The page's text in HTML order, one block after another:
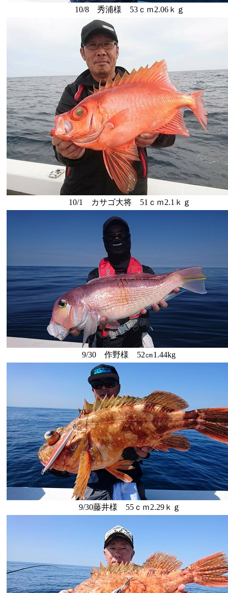
10/8 秀浦様 53ｃｍ2.06ｋｇ
10/1 カサゴ大将 51ｃｍ2.1ｋｇ
9/30 作野様 52㎝1.44kg
9/30藤井様 55ｃｍ2.29ｋｇ